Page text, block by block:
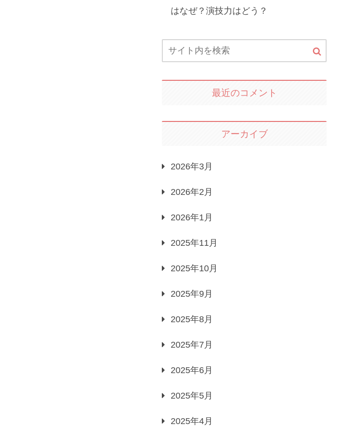
はなぜ？演技力はどう？
最近のコメント
アーカイブ
2026年3月
2026年2月
2026年1月
2025年11月
2025年10月
2025年9月
2025年8月
2025年7月
2025年6月
2025年5月
2025年4月